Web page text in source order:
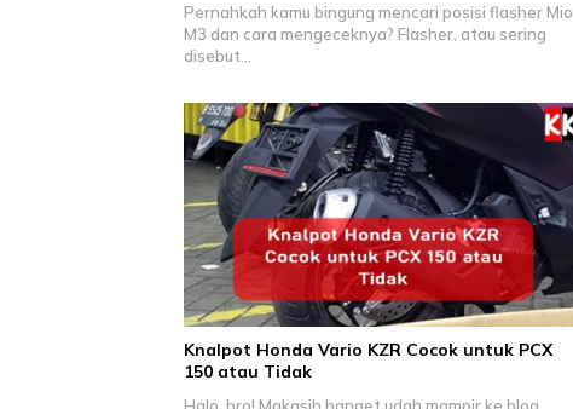
Pernahkah kamu bingung mencari posisi flasher Mio
M3 dan cara mengeceknya? Flasher, atau sering
disebut…
Knalpot Honda Vario KZR Cocok untuk PCX
150 atau Tidak